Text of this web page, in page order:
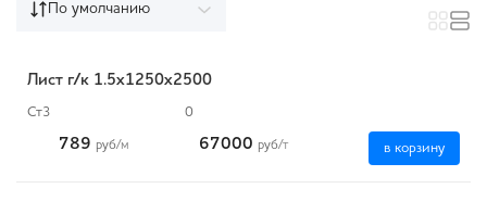
По умолчанию
Лист г/к 1.5x1250x2500
Ст3 0
789 руб/м 67000 руб/т в корзину